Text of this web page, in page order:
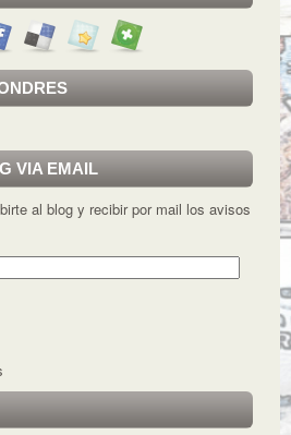
VIA EMAIL
al blog y recibir por mail los avisos